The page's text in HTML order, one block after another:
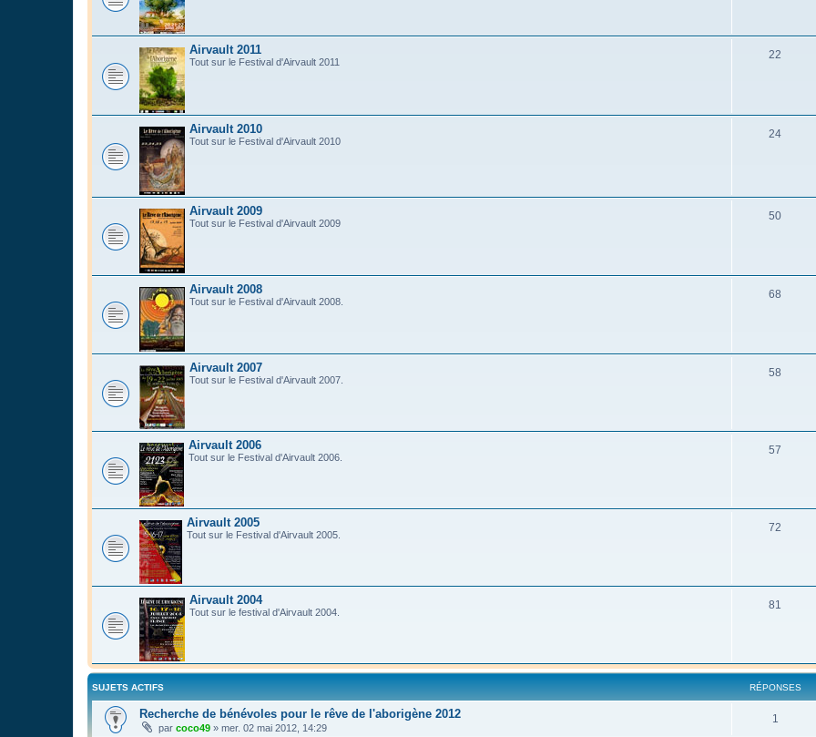
Airvault 2011
Tout sur le Festival d'Airvault 2011
22
Airvault 2010
Tout sur le Festival d'Airvault 2010
24
Airvault 2009
Tout sur le Festival d'Airvault 2009
50
Airvault 2008
Tout sur le Festival d'Airvault 2008.
68
Airvault 2007
Tout sur le Festival d'Airvault 2007.
58
Airvault 2006
Tout sur le Festival d'Airvault 2006.
57
Airvault 2005
Tout sur le Festival d'Airvault 2005.
72
Airvault 2004
Tout sur le festival d'Airvault 2004.
81
SUJETS ACTIFS RÉPONSES
Recherche de bénévoles pour le rêve de l'aborigène 2012
par coco49 » mer. 02 mai 2012, 14:29
1